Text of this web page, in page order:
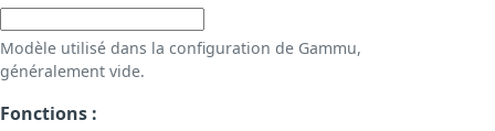
Modèle utilisé dans la configuration de Gammu,
généralement vide.
Fonctions :